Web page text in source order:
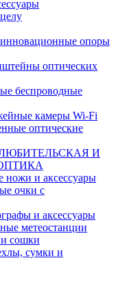
опоры
оптических
беспроводные
камеры Wi-Fi
оптические
ЛЮБИТЕЛЬСКАЯ И
и аксессуары
очки с
и аксессуары
метеостанции
сошки
сумки и